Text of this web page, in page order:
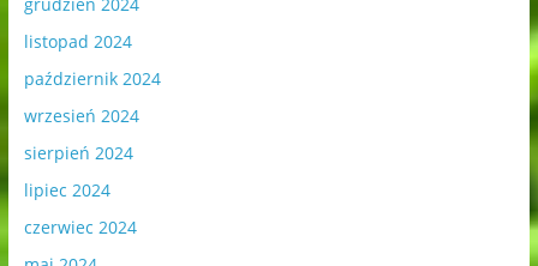
grudzień 2024
listopad 2024
październik 2024
wrzesień 2024
sierpień 2024
lipiec 2024
czerwiec 2024